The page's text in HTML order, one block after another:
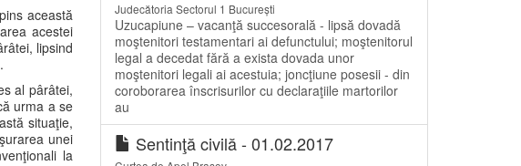
această
acestei
lipsind
al pârâtei,
urma a se
situaţie,
unei
la
Judecătoria Sectorul 1 București
Uzucapiune – vacanţă succesorală - lipsă dovadă
moştenitori testamentari ai defunctului; moştenitorul
legal a decedat fără a exista dovada unor
moştenitori legali ai acestuia; joncţiune posesii - din
coroborarea înscrisurilor cu declaraţiile martorilor
au
Sentinţă civilă - 01.02.2017